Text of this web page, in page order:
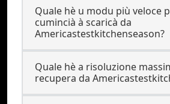
Quale hè u modu più veloce
cumincià à scaricà da
Americastestkitchenseason?
Quale hè a risoluzione
recupera da